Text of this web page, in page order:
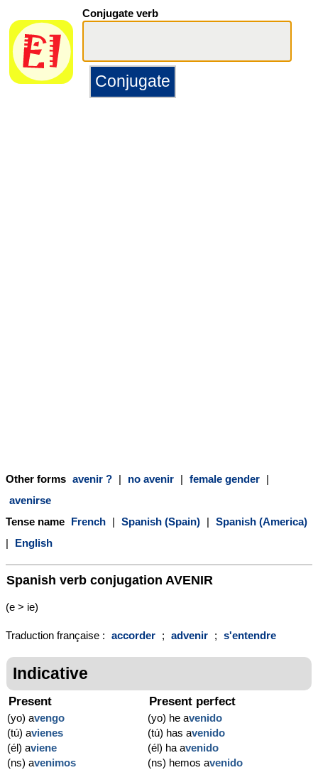
Conjugate verb
Other forms avenir ? | no avenir | female gender |
avenirse
Tense name French | Spanish (Spain) | Spanish (America)
|
English
Spanish verb conjugation AVENIR
(e > ie)
Traduction française : accorder ; advenir ; s'entendre
Indicative
Present
(yo) avengo
(tú) avienes
(él) aviene
(ns) avenimos
Present perfect
(yo) he avenido
(tú) has avenido
(él) ha avenido
(ns) hemos avenido